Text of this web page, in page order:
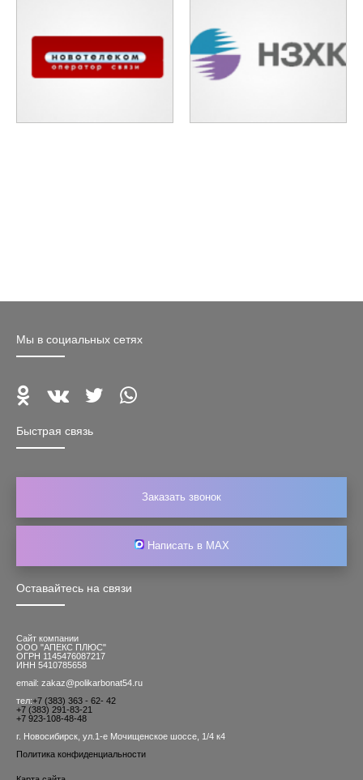
Оставайтесь на связи
Сайт компании
ООО "АПЕКС ПЛЮС"
ОГРН 1145476087217
ИНН 5410785658
email: zakaz@polikarbonat54.ru
тел:+7 (383) 363 - 62- 42
+7 (383) 291-83-21
+7 923-108-48-48
г. Новосибирск, ул.1-е Мочищенское шоссе, 1/4 к4
Политика конфиденциальности
Мы в социальных сетях
Быстрая связь
Заказать звонок
Написать в MAX